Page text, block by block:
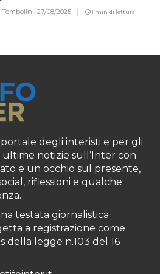
Tombolini,27/08/2025 1 min di lettura
degli interisti e per gli
notizie sull’Inter con
e un occhio sul presente,
riflessioni e qualche
testata giornalistica
a registrazione come
della legge n.103 del 16